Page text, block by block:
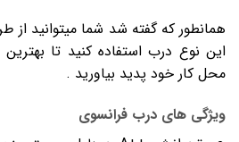
همانطور که گفته شد شما میتوانید
این نوع درب استفاده کنید تا
محل کار خود پدید بیاورید .
ویژگی های درب فرانسوی